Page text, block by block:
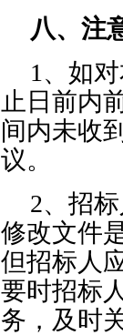
八、注
1、如
止日前内
间内未收
议。
2、招
修改文件
但招标人
要时招标
务，及时